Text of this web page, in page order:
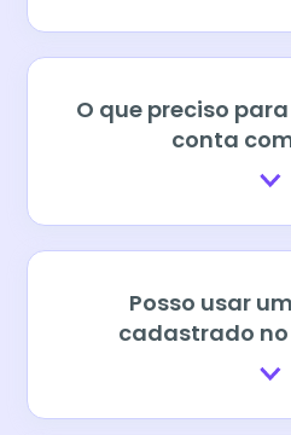
O que preciso
conta
Posso usar
cadastrado